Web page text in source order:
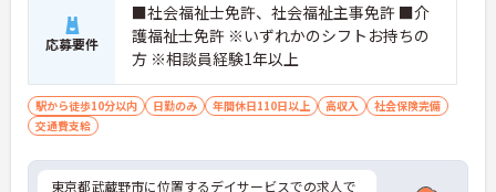
応募要件
■社会福祉士免許、社会福祉主事免許 ■介
護福祉士免許 ※いずれかのシフトお持ちの
方 ※相談員経験1年以上
駅から徒歩10分以内 日勤のみ 年間休日110日以上 高収入
社会保険完備
交通費支給
東京都武蔵野市に位置するデイサービスでの求人で